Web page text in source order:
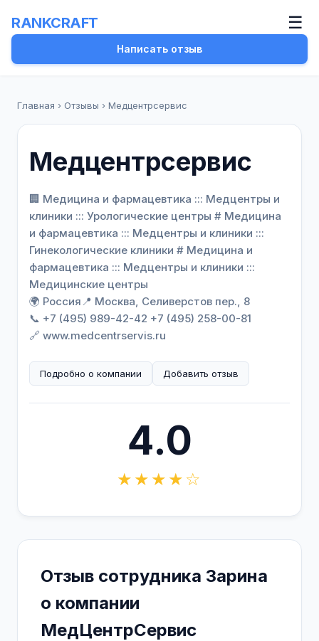
RANKCRAFT ☰
Написать отзыв
Главная › Отзывы › Медцентрсервис
Медцентрсервис
🏢 Медицина и фармацевтика ::: Медцентры и
клиники ::: Урологические центры # Медицина
и фармацевтика ::: Медцентры и клиники :::
Гинекологические клиники # Медицина и
фармацевтика ::: Медцентры и клиники :::
Медицинские центры
🌍 Россия📍 Москва, Селиверстов пер., 8
📞 +7 (495) 989-42-42 +7 (495) 258-00-81
🔗 www.medcentrservis.ru
Подробно о компании Добавить отзыв
4.0
★★★★☆
Отзыв сотрудника Зарина
о компании
МедЦентрСервис